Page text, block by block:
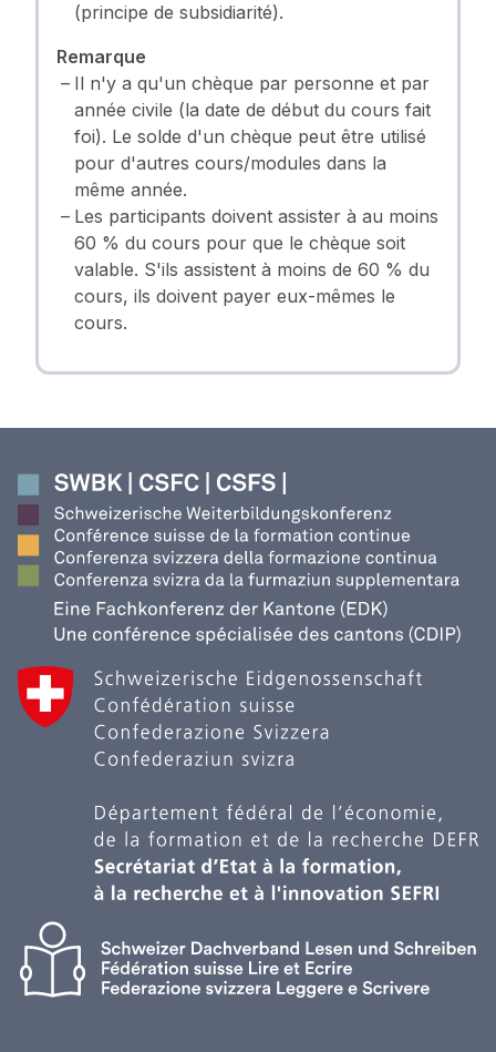
(principe de subsidiarité).
Remarque
Il n'y a qu'un chèque par personne et par
année civile (la date de début du cours fait
foi). Le solde d'un chèque peut être utilisé
pour d'autres cours/modules dans la
même année.
Les participants doivent assister à au moins
60 % du cours pour que le chèque soit
valable. S'ils assistent à moins de 60 % du
cours, ils doivent payer eux-mêmes le
cours.